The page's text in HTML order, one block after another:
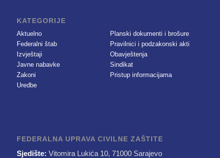
KATEGORIJE
Aktuelno
Federalni štab
Izvještaji
Javne nabavke
Zakoni
Uredbe
Planski dokumenti i brošure
Pravilnici i podzakonski akti
Obavještenja
Sindikat
Pristup informacijama
FEDERALNA UPRAVA CIVILNE ZAŠTITE
Sjedište: Vitomira Lukića 10, 71000 Sarajevo